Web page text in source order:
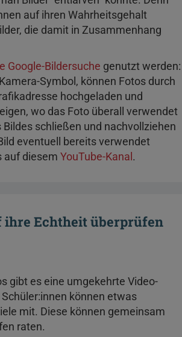
auf ihren Wahrheitsgehalt
die damit in Zusammenhang
Google-Bildersuche genutzt werden:
Symbol, können Fotos durch
hochgeladen und
wo das Foto überall verwendet
schließen und nachvollziehen
eventuell bereits verwendet
auf diesem YouTube-Kanal .
ihre Echtheit überprüfen
gibt es eine umgekehrte Video-
Schüler:innen können etwas
mit. Diese können gemeinsam
raten.